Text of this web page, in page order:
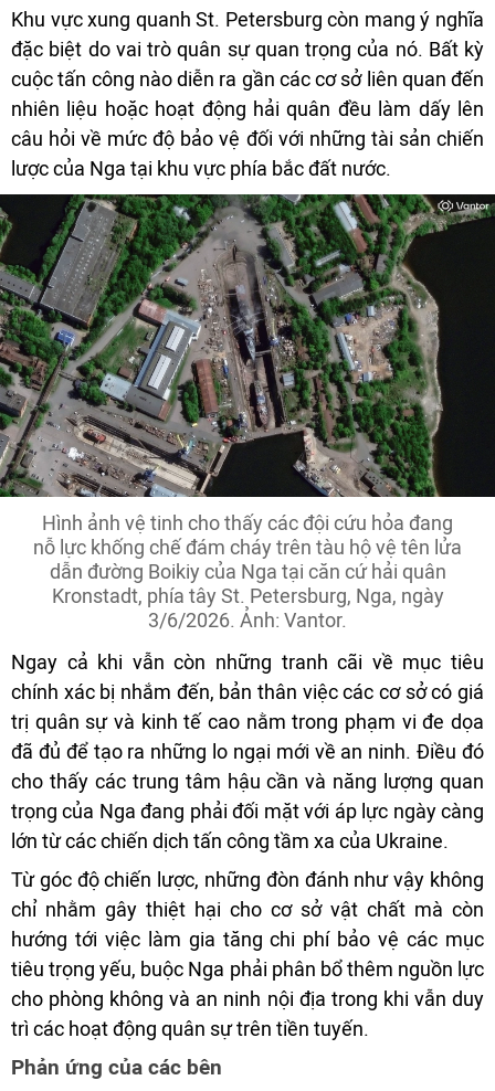
Khu vực xung quanh St. Petersburg còn mang ý nghĩa
đặc biệt do vai trò quân sự quan trọng của nó. Bất kỳ
cuộc tấn công nào diễn ra gần các cơ sở liên quan đến
nhiên liệu hoặc hoạt động hải quân đều làm dấy lên
câu hỏi về mức độ bảo vệ đối với những tài sản chiến
lược của Nga tại khu vực phía bắc đất nước.
Hình ảnh vệ tinh cho thấy các đội cứu hỏa đang
nỗ lực khống chế đám cháy trên tàu hộ vệ tên lửa
dẫn đường Boikiy của Nga tại căn cứ hải quân
Kronstadt, phía tây St. Petersburg, Nga, ngày
3/6/2026. Ảnh: Vantor.
Ngay cả khi vẫn còn những tranh cãi về mục tiêu
chính xác bị nhắm đến, bản thân việc các cơ sở có giá
trị quân sự và kinh tế cao nằm trong phạm vi đe dọa
đã đủ để tạo ra những lo ngại mới về an ninh. Điều đó
cho thấy các trung tâm hậu cần và năng lượng quan
trọng của Nga đang phải đối mặt với áp lực ngày càng
lớn từ các chiến dịch tấn công tầm xa của Ukraine.
Từ góc độ chiến lược, những đòn đánh như vậy không
chỉ nhằm gây thiệt hại cho cơ sở vật chất mà còn
hướng tới việc làm gia tăng chi phí bảo vệ các mục
tiêu trọng yếu, buộc Nga phải phân bổ thêm nguồn lực
cho phòng không và an ninh nội địa trong khi vẫn duy
trì các hoạt động quân sự trên tiền tuyến.
Phản ứng của các bên